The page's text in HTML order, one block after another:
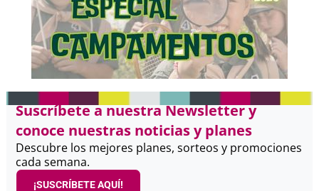
Suscríbete a nuestra Newsletter y
conoce nuestras noticias y planes
Descubre los mejores planes, sorteos y promociones
cada semana.
¡SUSCRÍBETE AQUÍ!